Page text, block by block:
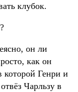
клубок.
он ли
как он
которой Генри и
Чарльзу в